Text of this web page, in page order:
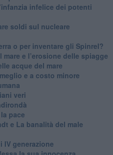
infelice dei potenti
soldi sul nucleare
o per inventare gli Spinrel?
e l’erosione delle spiagge
acque del mare
e a costo minore
veri
pace
e La banalità del male
IV generazione